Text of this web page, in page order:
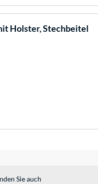
Holster, Stechbeitel
Sie auch